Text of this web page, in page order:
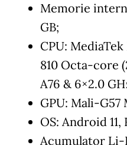
Memorie
GB;
CPU:
810 Octa-core
A76 & 6×2.0
GPU: Mali-G57
OS: Android 11,
Acumulator Li-